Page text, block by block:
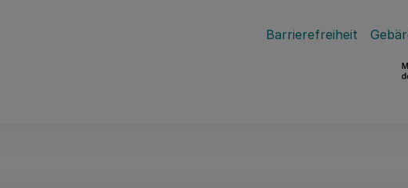
Barrierefreiheit